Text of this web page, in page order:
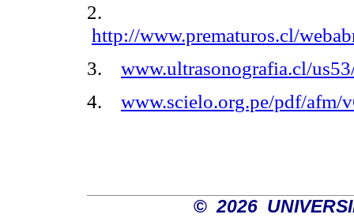
http://www.prematuros.cl/
3. www.ultrasonografia.cl/
4. www.scielo.org.pe/pdf/
©2026